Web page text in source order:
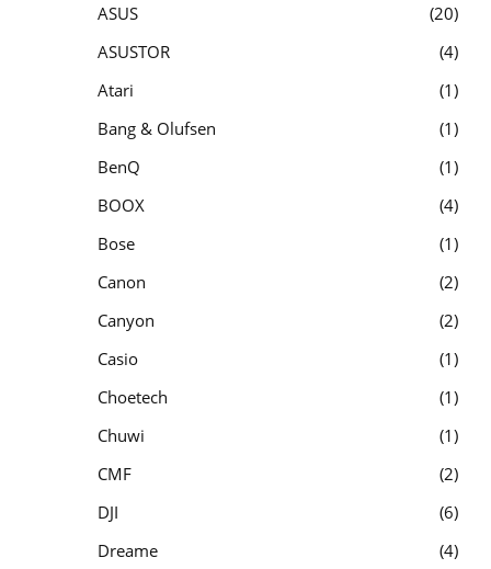
ASUS
20
ASUSTOR
4
Atari
1
Bang & Olufsen
1
BenQ
1
BOOX
4
Bose
1
Canon
2
Canyon
2
Casio
1
Choetech
1
Chuwi
1
CMF
2
DJI
6
Dreame
4